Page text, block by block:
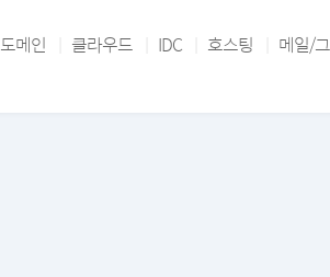
도메인 클라우드 IDC 호스팅 메일/